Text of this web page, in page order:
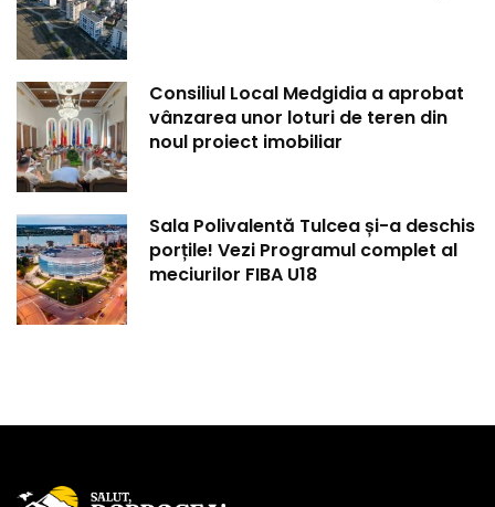
Consiliul Local Medgidia a aprobat
vânzarea unor loturi de teren din
noul proiect imobiliar
Sala Polivalentă Tulcea și-a deschis
porțile! Vezi Programul complet al
meciurilor FIBA U18